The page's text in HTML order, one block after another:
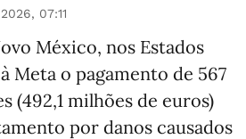
07:11
México, nos Estados
Meta o pagamento de 567
(492,1 milhões de euros)
por danos causados